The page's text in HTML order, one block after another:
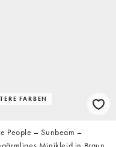
FARBEN
People – Sunbeam –